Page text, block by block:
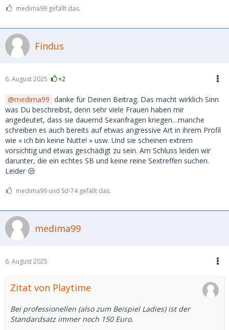
medima99 gefällt das.
Findus
6. August 2025 +2
medima99 danke für Deinen Beitrag. Das macht wirklich Sinn
was Du beschreibst, denn sehr viele Frauen haben mir
angedeutet, dass sie dauernd Sexanfragen kriegen…manche
schreiben es auch bereits auf etwas angressive Art in ihrem Profil
wie « ich bin keine Nutte! » usw. Und sie scheinen extrem
vorsichtig und etwas geschädigt zu sein. Am Schluss leiden wir
darunter, die ein echtes SB und keine reine Sextreffen suchen.
Leider 😒
medima99 und Sd-74 gefällt das.
medima99
6. August 2025
Zitat von Playtime
Bei professionellen (also zum Beispiel Ladies) ist der
Standardsatz immer noch 150 Euro.